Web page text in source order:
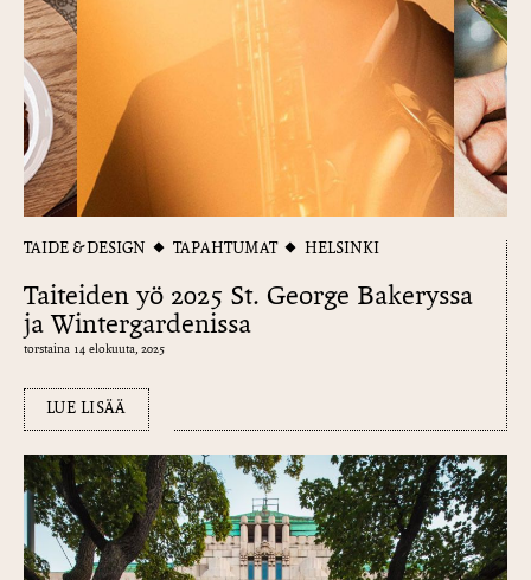
TAIDE & DESIGN TAPAHTUMAT HELSINKI
Taiteiden yö 2025 St. George Bakeryssa
ja Wintergardenissa
torstaina 14 elokuuta, 2025
LUE LISÄÄ